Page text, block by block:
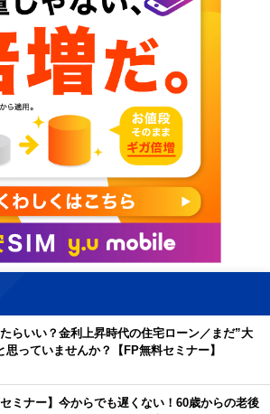
らいい？金利上昇時代の住宅ローン／まだ”大
思っていませんか？【FP無料セミナー】
セミナー】今からでも遅くない！60歳からの老後